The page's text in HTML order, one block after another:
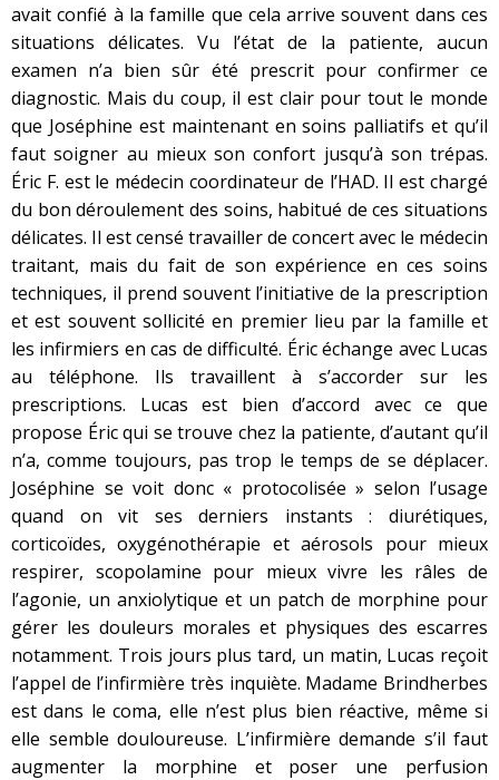
avait confié à la famille que cela arrive souvent dans ces
situations délicates. Vu l’état de la patiente, aucun
examen n’a bien sûr été prescrit pour confirmer ce
diagnostic. Mais du coup, il est clair pour tout le monde
que Joséphine est maintenant en soins palliatifs et qu’il
faut soigner au mieux son confort jusqu’à son trépas.
Éric F. est le médecin coordinateur de l’HAD. Il est chargé
du bon déroulement des soins, habitué de ces situations
délicates. Il est censé travailler de concert avec le médecin
traitant, mais du fait de son expérience en ces soins
techniques, il prend souvent l’initiative de la prescription
et est souvent sollicité en premier lieu par la famille et
les infirmiers en cas de difficulté. Éric échange avec Lucas
au téléphone. Ils travaillent à s’accorder sur les
prescriptions. Lucas est bien d’accord avec ce que
propose Éric qui se trouve chez la patiente, d’autant qu’il
n’a, comme toujours, pas trop le temps de se déplacer.
Joséphine se voit donc « protocolisée » selon l’usage
quand on vit ses derniers instants : diurétiques,
corticoïdes, oxygénothérapie et aérosols pour mieux
respirer, scopolamine pour mieux vivre les râles de
l’agonie, un anxiolytique et un patch de morphine pour
gérer les douleurs morales et physiques des escarres
notamment. Trois jours plus tard, un matin, Lucas reçoit
l’appel de l’infirmière très inquiète. Madame Brindherbes
est dans le coma, elle n’est plus bien réactive, même si
elle semble douloureuse. L’infirmière demande s’il faut
augmenter la morphine et poser une perfusion